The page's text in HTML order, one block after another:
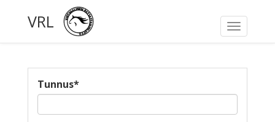
Toggle
VRL
Tunnus*